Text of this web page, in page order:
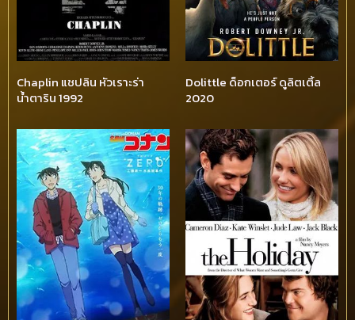
Chaplin แชปลิน หัวเราะร่า
น้ำตาริน 1992
Dolittle ด็อกเตอร์ ดูลิตเติ้ล
2020